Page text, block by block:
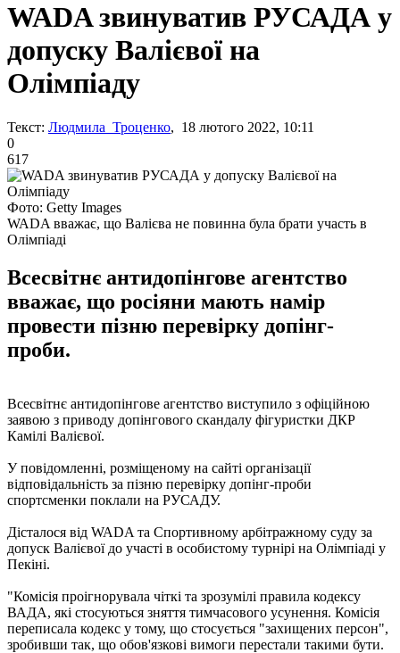
WADA звинуватив РУСАДА у
допуску Валієвої на
Олімпіаду
Текст: Людмила Троценко, 18 лютого 2022, 10:11
0
617
Фото: Getty Images
WADA вважає, що Валієва не повинна була брати участь в
Олімпіаді
Всесвітнє антидопінгове агентство
вважає, що росіяни мають намір
провести пізню перевірку допінг-
проби.
Всесвітнє антидопінгове агентство виступило з офіційною
заявою з приводу допінгового скандалу фігуристки ДКР
Камілі Валієвої.
У повідомленні, розміщеному на сайті організації
відповідальність за пізню перевірку допінг-проби
спортсменки поклали на РУСАДУ.
Дісталося від WADA та Спортивному арбітражному суду за
допуск Валієвої до участі в особистому турнірі на Олімпіаді у
Пекіні.
"Комісія проігнорувала чіткі та зрозумілі правила кодексу
ВАДА, які стосуються зняття тимчасового усунення. Комісія
переписала кодекс у тому, що стосується "захищених персон",
зробивши так, що обов'язкові вимоги перестали такими бути.